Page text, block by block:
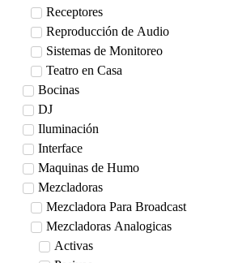
Receptores
Reproducción de Audio
Sistemas de Monitoreo
Teatro en Casa
Bocinas
DJ
Iluminación
Interface
Maquinas de Humo
Mezcladoras
Mezcladora Para Broadcast
Mezcladoras Analogicas
Activas